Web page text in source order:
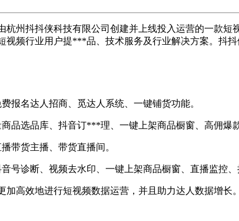
杭州抖抖侠科技有限公司创建并上线投入运营的一款
视频行业用户提***品、技术服务及行业解决方案。抖
报名达人招商、觅达人系统、一键铺货功能。
品选品库、抖音订***理、一键上架商品橱窗、高佣爆
带货主播、带货直播间。
号诊断、视频去水印、一键上架商品橱窗、直播监控
高效地进行短视频数据运营，并且助力达人数据增